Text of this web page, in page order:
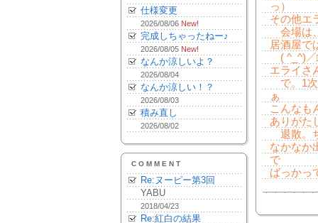
仕様変更
2026/08/06 New!
完成しちゃったねー♪
2026/08/05 New!
なんか涼しいよ？
2026/08/04
なんか涼しい！？
2026/08/03
積み直し
2026/08/02
COMMENT
Re:ヌーピー第3回
YABU
2018/04/23
Re:紅白の結果
っ）
その他エ
会場は
居酒屋で
( ^_^)／
エライさ
で。1次
ぁ
こんなも
ありがた
退散。
なかなか
で
ばっかっ